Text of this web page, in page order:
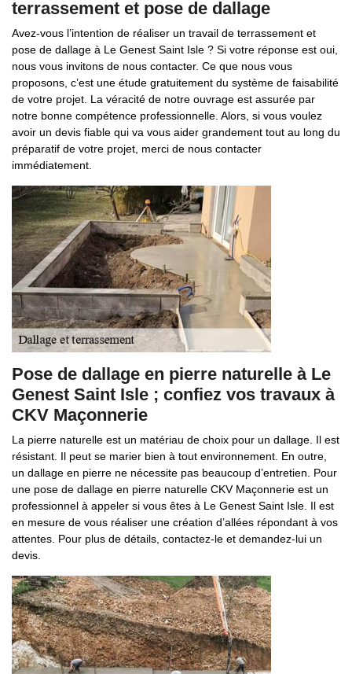
terrassement et pose de dallage
Avez-vous l’intention de réaliser un travail de terrassement et
pose de dallage à Le Genest Saint Isle ? Si votre réponse est oui,
nous vous invitons de nous contacter. Ce que nous vous
proposons, c’est une étude gratuitement du système de faisabilité
de votre projet. La véracité de notre ouvrage est assurée par
notre bonne compétence professionnelle. Alors, si vous voulez
avoir un devis fiable qui va vous aider grandement tout au long du
préparatif de votre projet, merci de nous contacter
immédiatement.
Pose de dallage en pierre naturelle à Le
Genest Saint Isle ; confiez vos travaux à
CKV Maçonnerie
La pierre naturelle est un matériau de choix pour un dallage. Il est
résistant. Il peut se marier bien à tout environnement. En outre,
un dallage en pierre ne nécessite pas beaucoup d’entretien. Pour
une pose de dallage en pierre naturelle CKV Maçonnerie est un
professionnel à appeler si vous êtes à Le Genest Saint Isle. Il est
en mesure de vous réaliser une création d’allées répondant à vos
attentes. Pour plus de détails, contactez-le et demandez-lui un
devis.